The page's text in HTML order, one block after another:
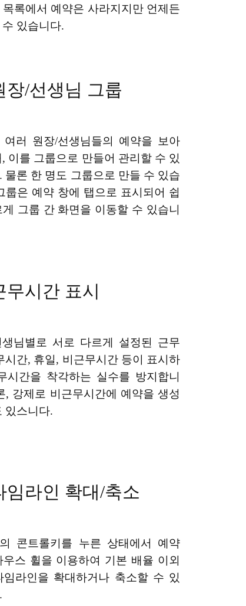
목록에서 예약은 사라지지만 언제든
있습니다.
장/선생님 그룹
여러 원장/선생님들의 예약을 보아
이를 그룹으로 만들어 관리할 수 있
물론 한 명도 그룹으로 만들 수 있습
룹은 예약 창에 탭으로 표시되어 쉽
게 그룹 간 화면을 이동할 수 있습니
무시간 표시
생님별로 서로 다르게 설정된 근무
시간, 휴일, 비근무시간 등이 표시하
시간을 착각하는 실수를 방지합니
, 강제로 비근무시간에 예약을 생성
있스니다.
임라인 확대/축소
콘트롤키를 누른 상태에서 예약
우스 휠을 이용하여 기본 배율 이외
임라인을 확대하거나 축소할 수 있